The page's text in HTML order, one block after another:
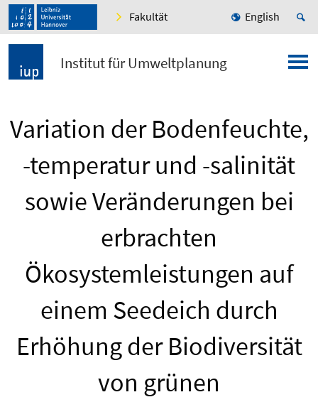
Fakultät English
Institut für Umweltplanung
Variation der Bodenfeuchte,
-temperatur und -salinität
sowie Veränderungen bei
erbrachten
Ökosystemleistungen auf
einem Seedeich durch
Erhöhung der Biodiversität
von grünen